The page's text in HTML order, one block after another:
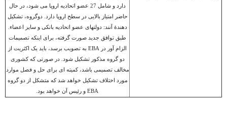
دارد و شامل 27 عضو اتحادیه اروپا می شود، در حال
حاضر امتیاز بالایی در سطح اروپا دارد. دوگروه، تشکیل
دهندۀ آنند: دولتهای عضو اتحادیه بانکی و سایر اعضاء.
طبق توافق جدید صورت گرفته، برای اینکه تصمیمات
الزام آور در EBA به تصویب برسد، باید یک اکثریت از
دو گروه مذکور تشکیل شود. در صورتی که کشوری
مخالف تصمیمی باشد، کمیته ای برای حل و فصل موارد
مورد اختلاف تشکیل خواهد شد که متشکل از دو گروه
EBA و رئیس آن خواهد بود.